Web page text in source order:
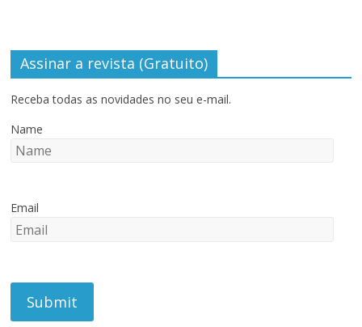
Assinar a revista (Gratuito)
Receba todas as novidades no seu e-mail.
Name
Email